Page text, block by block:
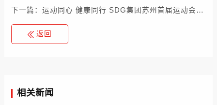
下一篇： 运动同心 健康同行 SDG集团苏州首届运动会隆重拉开帷幕
返回
相关新闻